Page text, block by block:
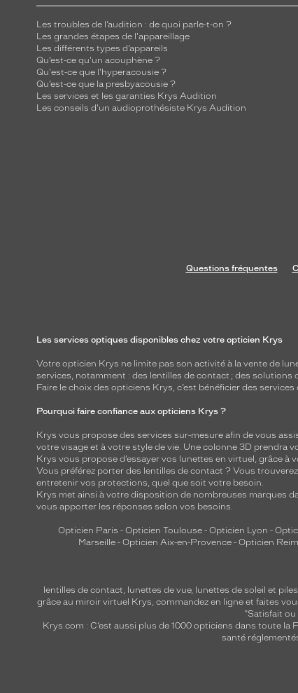
Les troubles de l’audition : de quoi parle-t-on ?
Les grandes étapes de l'appareillage
Les différents types d’appareils
Qu’est-ce qu'un acouphène ?
Qu'est-ce que l'hyperacousie ?
Qu’est-ce que la presbyacousie ?
Les services et les garanties Krys Audition
Les conseils d'un audioprothésiste Krys Audition
Questions fréquentes
Les services optiques disponibles chez votre opticien Krys
Votre opticien Krys ne limite pas son activité à la vente de
services, notamment : des lentilles de contact ; des solutions
Faire le choix des opticiens Krys, c’est bénéficier des
Pourquoi faire confiance aux opticiens Krys ?
Krys vous propose des services sur-mesure afin de vous
votre visage et à votre style de vie. Une colonne 3D prendra
Krys vous propose d’essayer vos lunettes en virtuel, grâce à
Vous préférez porter des lentilles de contact ? Vous
entretenir vos protections, quel que soit votre besoin.
Krys met ainsi à votre disposition de nombreuses marques
vous apporter les réponses selon vos besoins.
Opticien Paris - Opticien Toulouse - Opticien Lyon -
Marseille - Opticien Aix-en-Provence - Opticien
lentilles de contact, lunettes de vue, lunettes de soleil et
grâce au miroir virtuel Krys, commandez en ligne et faites
"Satisfait ou
Krys.com : C’est aussi plus de 1000 opticiens dans toute la
santé